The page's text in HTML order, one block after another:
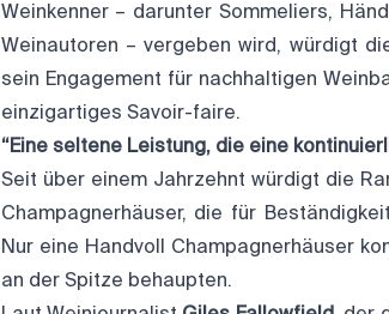
Weinkenner – darunter Sommeliers,
Weinautoren – vergeben wird, würdigt
sein Engagement für nachhaltigen
einzigartiges Savoir-faire.
“Eine seltene Leistung, die eine
Seit über einem Jahrzehnt würdigt die
Champagnerhäuser, die für
Nur eine Handvoll Champagnerhäuser
an der Spitze behaupten.